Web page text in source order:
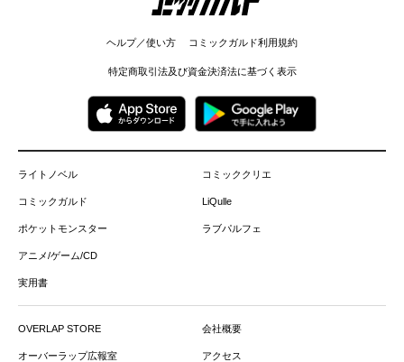
ヘルプ／使い方 コミックガルド利用規約
特定商取引法及び資金決済法に基づく表示
ライトノベル
コミックガルド
ポケットモンスター
アニメ/ゲーム/CD
実用書
コミッククリエ
LiQulle
ラブパルフェ
OVERLAP STORE
オーバーラップ広報室
会社概要
アクセス